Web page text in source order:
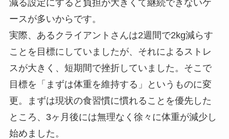
減る設定にすると負担が大きくて継続できないケ
ースが多いからです。
実際、あるクライアントさんは2週間で2kg減らす
ことを目標にしていましたが、それによるストレ
スが大きく、短期間で挫折していました。そこで
目標を「まずは体重を維持する」というものに変
更。まずは現状の食習慣に慣れることを優先した
ところ、3ヶ月後には無理なく徐々に体重が減少し
始めました。